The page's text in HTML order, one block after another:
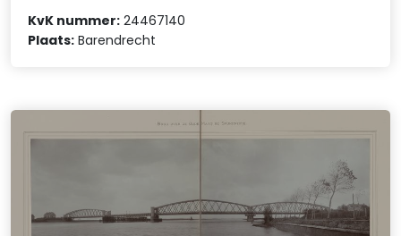
KvK nummer: 24467140
Plaats: Barendrecht